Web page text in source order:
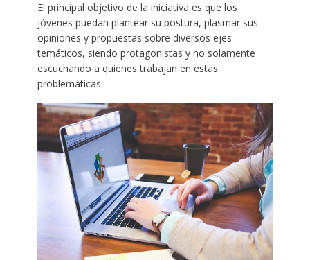
El principal objetivo de la iniciativa es que los
jóvenes puedan plantear su postura, plasmar sus
opiniones y propuestas sobre diversos ejes
temáticos, siendo protagonistas y no solamente
escuchando a quienes trabajan en estas
problemáticas.